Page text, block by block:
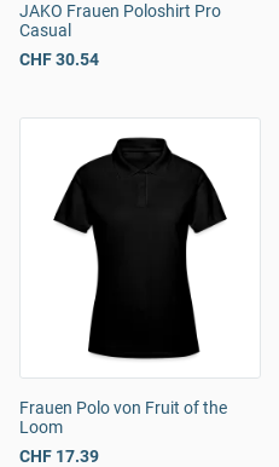
JAKO Frauen Poloshirt Pro
Casual
CHF 30.54
Frauen Polo von Fruit of the
Loom
CHF 17.39